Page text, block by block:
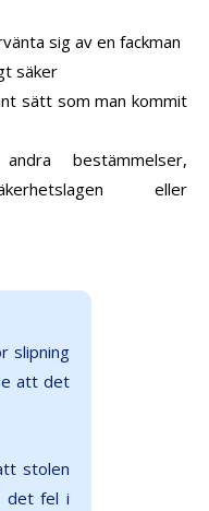
sig av en fackman
säker
sätt som man kommit
bestämmelser,
eller
slipning
att det
stolen
det fel i